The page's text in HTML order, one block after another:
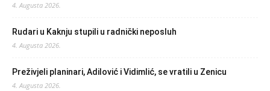
4. Augusta 2026.
Rudari u Kaknju stupili u radnički neposluh
4. Augusta 2026.
Preživjeli planinari, Adilović i Vidimlić, se vratili u Zenicu
4. Augusta 2026.